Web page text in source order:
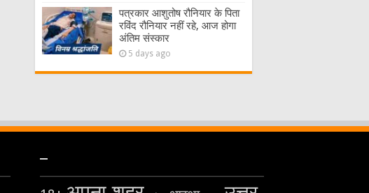
पत्रकार आशुतोष रौनियार के पिता
रविंद रौनियार नहीं रहे, आज होगा
अंतिम संस्कार
5 days ago
–